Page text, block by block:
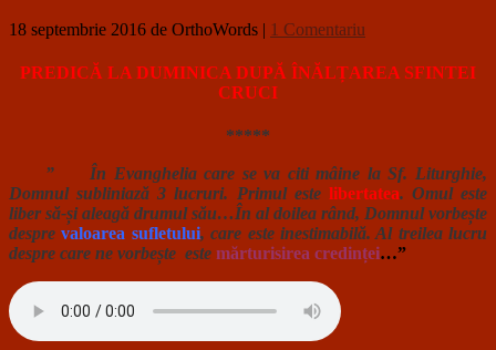
18 septembrie 2016 de OrthoWords | 1 Comentariu
PREDICĂ LA DUMINICA DUPĂ ÎNĂLȚAREA SFINTEI
CRUCI
*****
” În Evanghelia care se va citi mâine la Sf. Liturghie,
Domnul subliniază 3 lucruri. Primul este libertatea. Omul este
liber să-și aleagă drumul său…În al doilea rând, Domnul vorbește
desprevaloarea sufletului, care este inestimabilă. Al treilea lucru
despre care ne vorbește este mărturisirea credinței…”